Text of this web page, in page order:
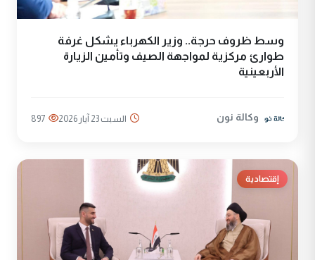
وسط ظروف حرجة.. وزير الكهرباء يشكل غرفة
طوارئ مركزية لمواجهة الصيف وتأمين الزيارة
الأربعينية
وكالة نون السبت 23 آيار 2026 897
إقتصادية